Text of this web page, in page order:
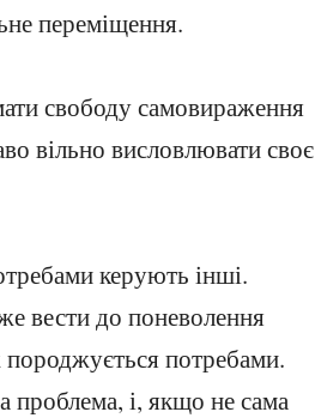
переміщення.
свободу самовираження
вільно висловлювати своє
керують інші.
вести до поневолення
потребами.
проблема, і, якщо не сама